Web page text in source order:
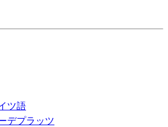
ツ語
デプラッツ